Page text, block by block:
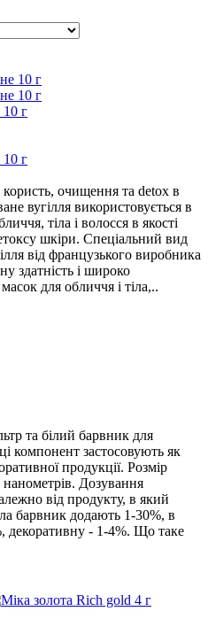
10 г
10 г
очищення та detox в
вугілля використовується в
тіла і волосся в якості
шкіри. Спеціальний вид
від французького виробника
здатність і широко
для обличчя і тіла,..
та білий барвник для
компонент застосовують як
продукції. Розмір
Дозування
від продукту, в який
барвник додають 1-30%, в
декоративну - 1-4%. Що таке